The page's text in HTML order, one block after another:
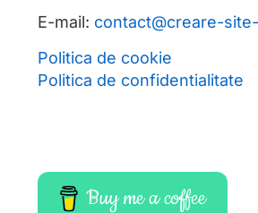
E-mail: contact@creare-
Politica de cookie
Politica de confidentialitate
Buy me a coffee